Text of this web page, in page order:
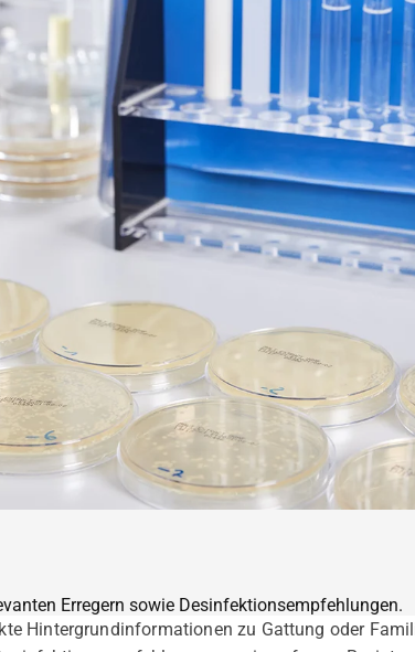
Erregern sowie Desinfektionsempfehlungen.
Hintergrundinformationen zu Gattung oder